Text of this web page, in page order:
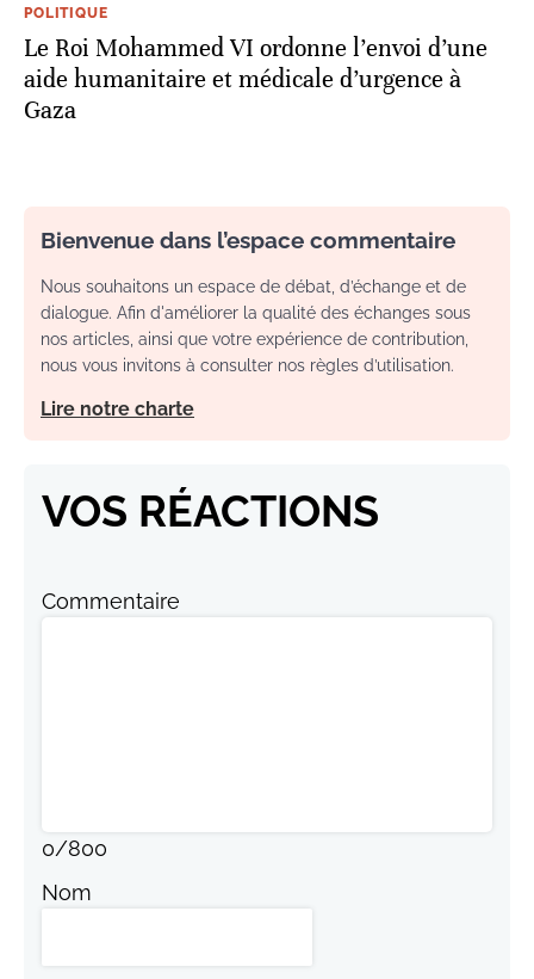
POLITIQUE
Le Roi Mohammed VI ordonne l’envoi d’une
aide humanitaire et médicale d’urgence à
Gaza
Bienvenue dans l’espace commentaire
Nous souhaitons un espace de débat, d’échange et de
dialogue. Afin d'améliorer la qualité des échanges sous
nos articles, ainsi que votre expérience de contribution,
nous vous invitons à consulter nos règles d’utilisation.
Lire notre charte
VOS RÉACTIONS
Commentaire
0/800
Nom